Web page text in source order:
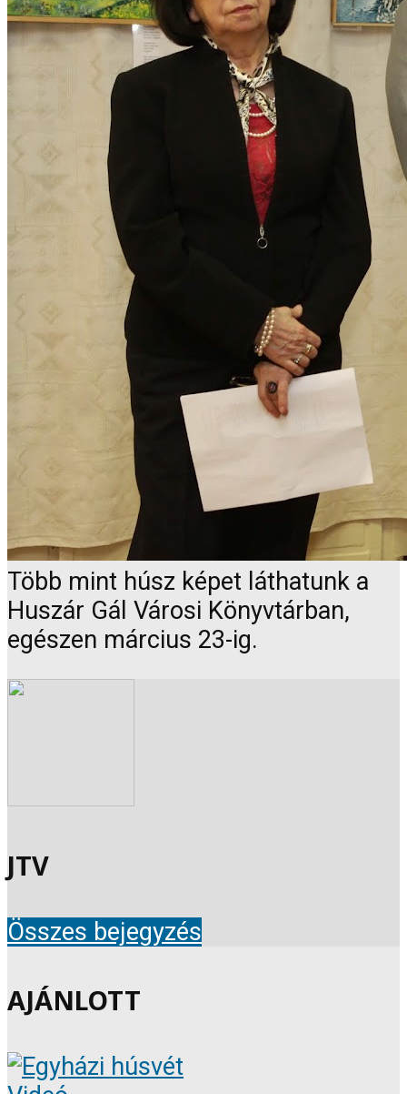
Több mint húsz képet láthatunk a
Huszár Gál Városi Könyvtárban,
egészen március 23-ig.
JTV
Összes bejegyzés
AJÁNLOTT